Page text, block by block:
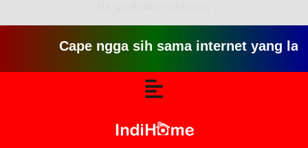
Cape ngga sih sama internet yang lambat